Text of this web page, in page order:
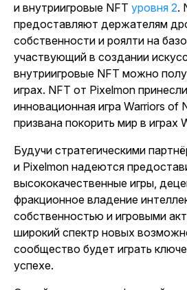
и внутриигровые NFT уровня 2.
предоставляют держателям
собственности и роялти на
участвующий в создании
внутриигровые NFT можно
играх. NFT от Pixelmon
инновационная игра Warriors of
призвана покорить мир в играх
Будучи стратегическими
и Pixelmon надеются
высококачественные игры,
фракционное владение
собственностью и игровыми
широкий спектр новых
сообщество будет играть
успехе.